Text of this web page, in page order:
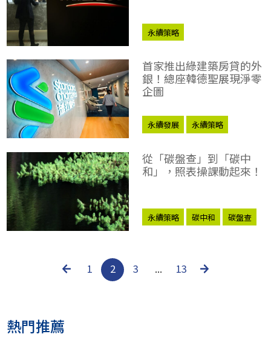
永續策略
首家推出綠建築房貸的外
銀！總座韓德聖展現淨零
企圖
永續發展
永續策略
從「碳盤查」到「碳中
和」，照表操課動起來！
永續策略 碳中和 碳盤查
1 2 3 ... 13
熱門推薦